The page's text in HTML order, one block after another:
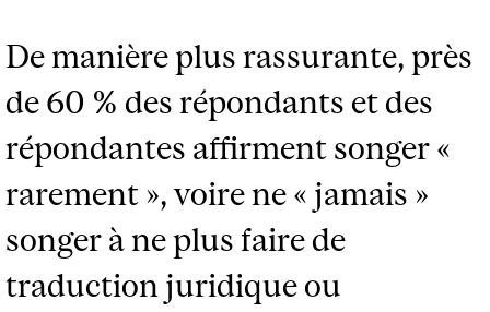
De manière plus rassurante, près
de 60 % des répondants et des
répondantes affirment songer «
rarement », voire ne « jamais »
songer à ne plus faire de
traduction juridique ou